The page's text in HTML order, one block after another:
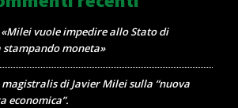
vuole impedire allo Stato di
stampando moneta»
magistralis di Javier Milei sulla “nuova
economica”.